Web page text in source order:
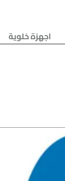
اجهزة خلوية